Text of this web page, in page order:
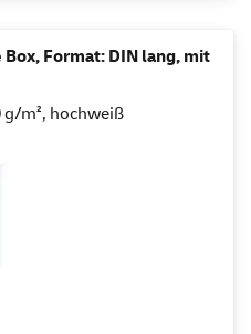
Format: DIN lang, mit
m², hochweiß